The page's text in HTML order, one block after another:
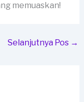
memuaskan!
Selanjutnya Pos →